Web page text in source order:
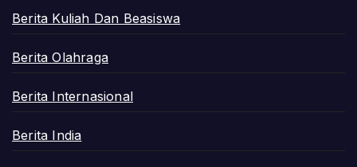
Berita Kuliah Dan Beasiswa
Berita Olahraga
Berita Internasional
Berita India